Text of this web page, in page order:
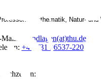
Mathematik, Natur-
Mail:
Grundlagen(at)thu.de
+49 731 96537-220